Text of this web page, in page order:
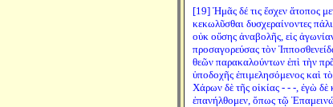
[19] Ἡμᾶς δέ τις ἔσχεν ἄτοπος
κεκωλῦσθαι δυσχεραίνοντες
οὐκ οὔσης ἀναβολῆς, εἰς
προσαγορεύσας τὸν
θεῶν παρακαλούντων ἐπὶ τὴν
ὑποδοχῆς ἐπιμελησόμενος καὶ
Χάρων δὲ τῆς οἰκίας - - -, ἐγὼ δὲ
ἐπανήλθομεν, ὅπως τῷ